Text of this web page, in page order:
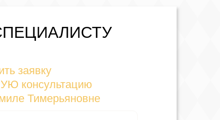
заявку
консультацию
Тимерьяновне